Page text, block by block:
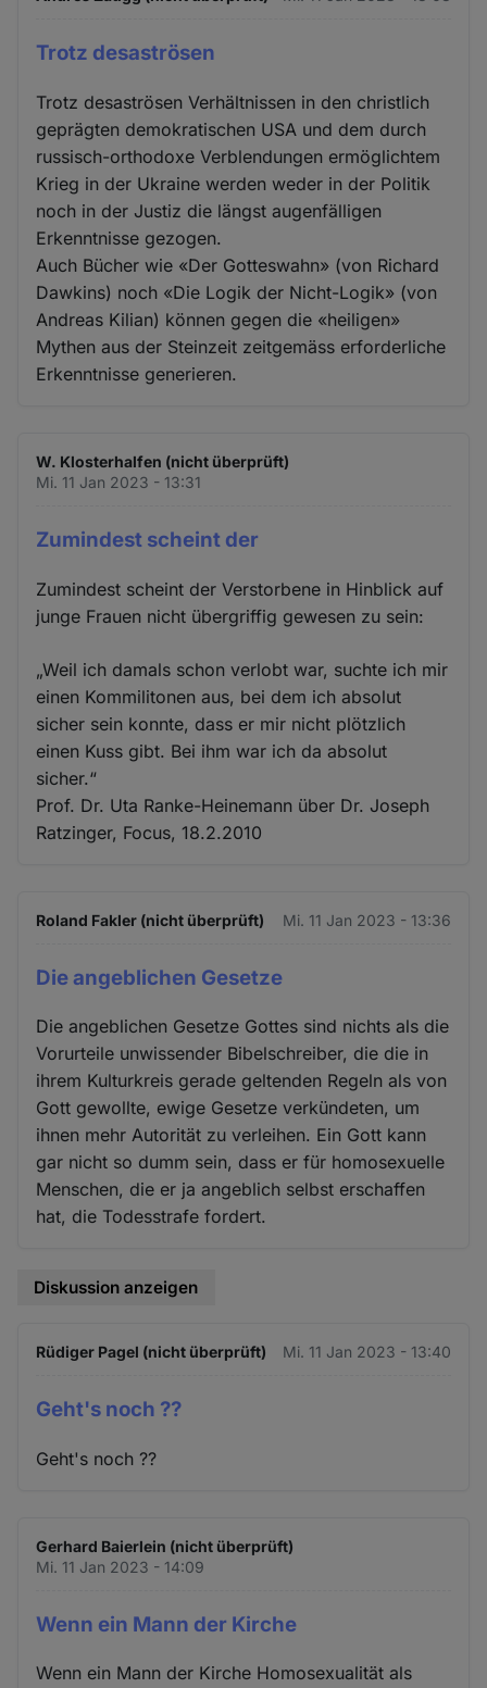
Trotz desaströsen
Trotz desaströsen Verhältnissen in den christlich
geprägten demokratischen USA und dem durch
russisch-orthodoxe Verblendungen ermöglichtem
Krieg in der Ukraine werden weder in der Politik
noch in der Justiz die längst augenfälligen
Erkenntnisse gezogen.
Auch Bücher wie «Der Gotteswahn» (von Richard
Dawkins) noch «Die Logik der Nicht-Logik» (von
Andreas Kilian) können gegen die «heiligen»
Mythen aus der Steinzeit zeitgemäss erforderliche
Erkenntnisse generieren.
W. Klosterhalfen (nicht überprüft)
Mi. 11 Jan 2023 - 13:31
Zumindest scheint der
Zumindest scheint der Verstorbene in Hinblick auf
junge Frauen nicht übergriffig gewesen zu sein:
„Weil ich damals schon verlobt war, suchte ich mir
einen Kommilitonen aus, bei dem ich absolut
sicher sein konnte, dass er mir nicht plötzlich
einen Kuss gibt. Bei ihm war ich da absolut
sicher.“
Prof. Dr. Uta Ranke-Heinemann über Dr. Joseph
Ratzinger, Focus, 18.2.2010
Roland Fakler (nicht überprüft) Mi. 11 Jan 2023 - 13:36
Die angeblichen Gesetze
Die angeblichen Gesetze Gottes sind nichts als die
Vorurteile unwissender Bibelschreiber, die die in
ihrem Kulturkreis gerade geltenden Regeln als von
Gott gewollte, ewige Gesetze verkündeten, um
ihnen mehr Autorität zu verleihen. Ein Gott kann
gar nicht so dumm sein, dass er für homosexuelle
Menschen, die er ja angeblich selbst erschaffen
hat, die Todesstrafe fordert.
Diskussion anzeigen
Rüdiger Pagel (nicht überprüft) Mi. 11 Jan 2023 - 13:40
Geht's noch ??
Geht's noch ??
Gerhard Baierlein (nicht überprüft)
Mi. 11 Jan 2023 - 14:09
Wenn ein Mann der Kirche
Wenn ein Mann der Kirche Homosexualität als